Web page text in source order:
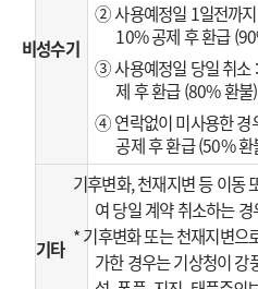
비성수기
② 사용예정일 1일전까지
10% 공제 후 환급
③ 사용예정일 당일 취소
제 후 환급 (80% 환불)
④ 연락없이 미사용한 경
공제 후 환급 (50% 환
기타
기후변화, 천재지변 등 이동
여 당일 계약 취소하는
* 기후변화 또는 천재지변으
가한 경우는 기상청이 강